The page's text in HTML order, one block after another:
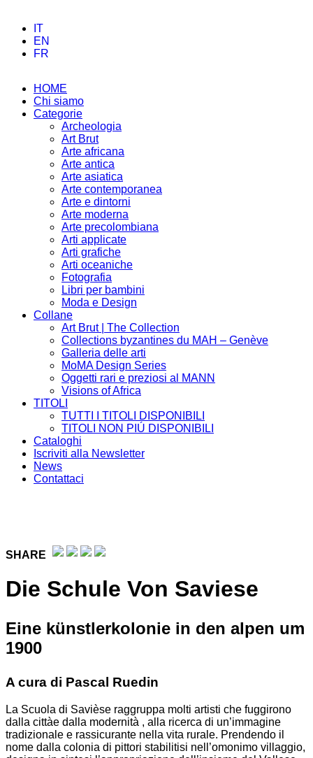
IT
EN
FR
HOME
Chi siamo
Categorie
Archeologia
Art Brut
Arte africana
Arte antica
Arte asiatica
Arte contemporanea
Arte e dintorni
Arte moderna
Arte precolombiana
Arti applicate
Arti grafiche
Arti oceaniche
Fotografia
Libri per bambini
Moda e Design
Collane
Art Brut | The Collection
Collections byzantines du MAH – Genève
Galleria delle arti
MoMA Design Series
Oggetti rari e preziosi al MANN
Visions of Africa
TITOLI
TUTTI I TITOLI DISPONIBILI
TITOLI NON PIÚ DISPONIBILI
Cataloghi
Iscriviti alla Newsletter
News
Contattaci
SHARE
Die Schule Von Saviese
Eine künstlerkolonie in den alpen um
1900
A cura di Pascal Ruedin
La Scuola di Savièse raggruppa molti artisti che fuggirono
dalla cittàe dalla modernità , alla ricerca di un’immagine
tradizionale e rassicurante nella vita rurale. Prendendo il
nome dalla colonia di pittori stabilitisi nell’omonimo villaggio,